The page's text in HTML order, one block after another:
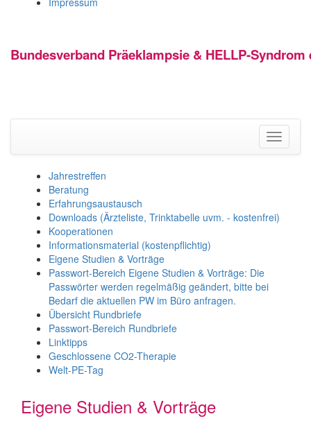
Bundesverband Präeklampsie & HELLP-Syndrom
Toggle
Jahrestreffen
Beratung
Erfahrungsaustausch
Downloads (Ärzteliste, Trinktabelle uvm. - kostenfrei)
Kooperationen
Informationsmaterial (kostenpflichtig)
Eigene Studien & Vorträge
Passwort-Bereich Eigene Studien & Vorträge: Die
Passwörter werden regelmäßig geändert, bitte bei
Bedarf die aktuellen PW im Büro anfragen.
Übersicht Rundbriefe
Passwort-Bereich Rundbriefe
Linktipps
Geschlossene CO2-Therapie
Welt-PE-Tag
Eigene Studien & Vorträge